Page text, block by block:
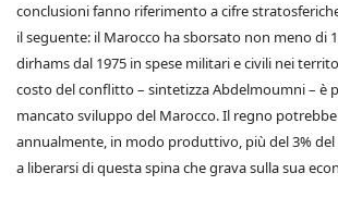
conclusioni fanno riferimento a cifre
il seguente: il Marocco ha sborsato non meno di
dirhams dal 1975 in spese militari e civili nei
costo del conflitto – sintetizza Abdelmoumni – è
mancato sviluppo del Marocco. Il regno
annualmente, in modo produttivo, più del 3% del
a liberarsi di questa spina che grava sulla sua